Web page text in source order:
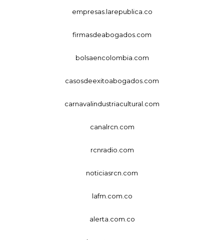
empresas.larepublica.co
firmasdeabogados.com
bolsaencolombia.com
casosdeexitoabogados.com
carnavalindustriacultural.com
canalrcn.com
rcnradio.com
noticiasrcn.com
lafm.com.co
alerta.com.co